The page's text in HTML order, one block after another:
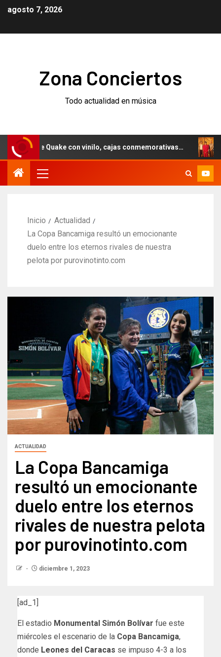
agosto 7, 2026
Zona Conciertos
Todo actualidad en música
con vinilo, cajas conmemorativas… Weezer
Inicio
Actualidad
La Copa Bancamiga resultó un emocionante
duelo entre los eternos rivales de nuestra
pelota por purovinotinto.com
ACTUALIDAD
La Copa Bancamiga
resultó un emocionante
duelo entre los eternos
rivales de nuestra pelota
por purovinotinto.com
diciembre 1, 2023
[ad_1]
El estadio Monumental Simón Bolívar fue este
miércoles el escenario de la Copa Bancamiga,
donde Leones del Caracas se impuso 4-3 a los